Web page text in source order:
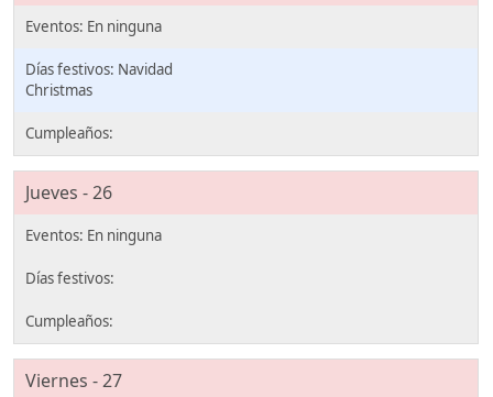
Navidad
Christmas
Jueves - 26
Viernes - 27